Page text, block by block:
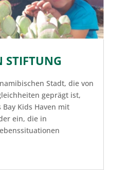
STIFTUNG
Stadt, die von
geprägt ist,
Kids Haven mit
ein, die in